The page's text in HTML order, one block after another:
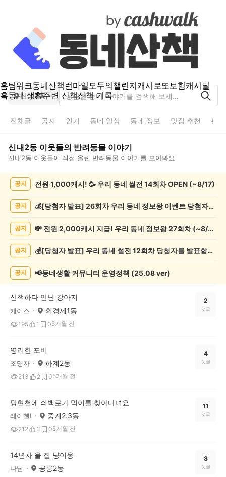
홈팀워크동네산책런마일모두의챌린지캐시로또보험캐시딜
홈동네 생활주변 산책산책 기록
신내2동
전체글 공지 인기 동네 일상 동네 정보 맛집 추천 분
신내2동 이웃들의 반려동물 이야기
신내2동 이웃들이 직접 올린 반려동물 이야기를 모아봐요
목
공지 전원 1,000캐시! 🥳 우리 동네 썰전 14회차 OPEN (~8/17)
공지 💰[당첨자 발표] 26회차 우리 동네 정보왕 이벤트 당첨자를 발표합니다!
공지 💸 전원 2,000캐시 지급! 우리 동네 정보왕 27회차 (~8/10)
공지 💰[당첨자 발표] 우리 동네 썰전 12회차 당첨자를 발표합니다!
공지 📢동네생활 커뮤니티 운영정책 (25.08 ver)
산책하다 만난 강아지
케이스 휘경제1동
195 1 05개월 전
2
댓글
영리한 포비
조명자 하계2동
213 2 05개월 전
4
댓글
당현천에 쇠백로가 먹이를 찾아다녀요
레이첼! 중계2.3동
212 3 05개월 전
11
댓글
14년차 울 집 냥이옹
나님 공릉2동
8
댓글